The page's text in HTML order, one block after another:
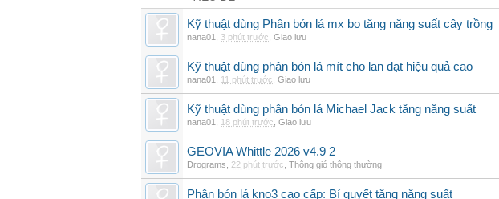
Kỹ thuật dùng Phân bón lá mx bo tăng năng suất cây trồng
nana01 3 phút trước Giao lưu
Kỹ thuật dùng phân bón lá mít cho lan đạt hiệu quả cao
nana01 11 phút trước Giao lưu
Kỹ thuật dùng phân bón lá Michael Jack tăng năng suất
nana01 18 phút trước Giao lưu
GEOVIA Whittle 2026 v4.9 2
Drograms 22 phút trước Thông gió thông thường
Phân bón lá kno3 cao cấp: Bí quyết tăng năng suất